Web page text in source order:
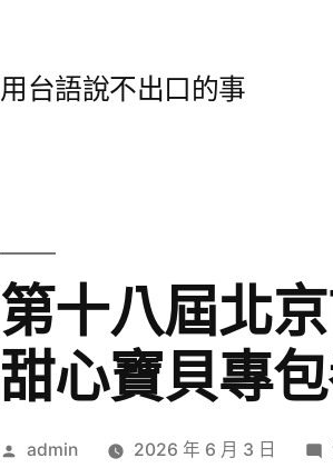
用台語說不出口的事
第十八屆北
甜心寶貝專
作
admin 2026 年 6 月 3 日